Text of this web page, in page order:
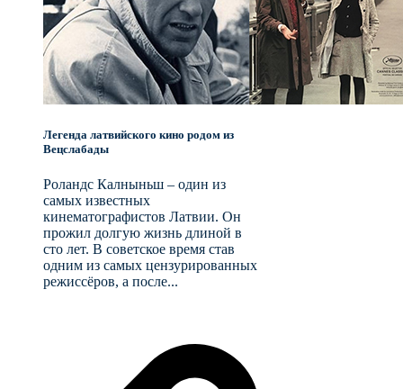
Легенда латвийского кино родом из
Вецслабады
Роландс Калныньш – один из
самых известных
кинематографистов Латвии. Он
прожил долгую жизнь длиной в
сто лет. В советское время став
одним из самых цензурированных
режиссёров, а после...